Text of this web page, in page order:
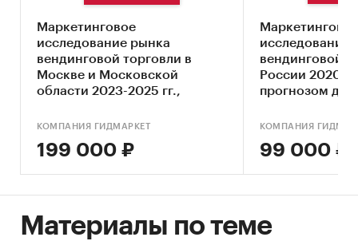
информацию и тарифы.
Категории: Потребительские услуги / ... /
Рестораны / Вендинг
Весь мир
Россия
Маркетинговое
исследование рынка
вендинговой торговли в
Москве и Московской
области 2023-2025 гг.,
обновлением)
КОМПАНИЯ ГИДМАРКЕТ
199 000 ₽
Маркетинговое
исследование
вендинговой
России 2020-
прогнозом до
КОМПАНИЯ
99 000 ₽
Материалы по теме